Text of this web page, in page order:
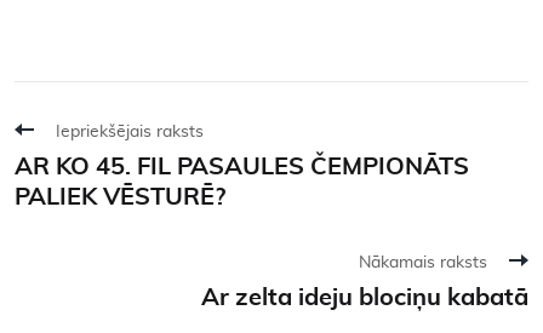
Iepriekšējais raksts
AR KO 45. FIL PASAULES ČEMPIONĀTS
PALIEK VĒSTURĒ?
Nākamais raksts
Ar zelta ideju blociņu kabatā